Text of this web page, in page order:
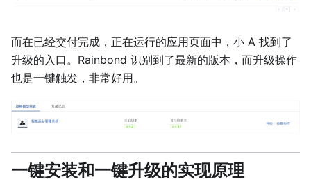
而在已经交付完成，正在运行的应用页面中，小 A 找到了
升级的入口。Rainbond 识别到了最新的版本，而升级操作
也是一键触发，非常好用。
一键安装和一键升级的实现原理